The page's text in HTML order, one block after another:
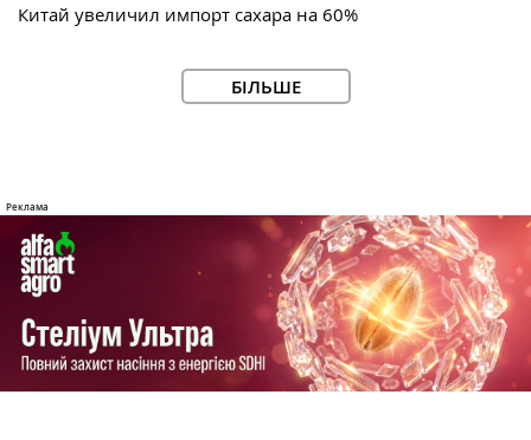
Китай увеличил импорт сахара на 60%
БІЛЬШЕ